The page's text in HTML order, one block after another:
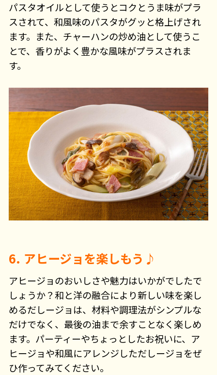
パスタオイルとして使うとコクとうま味がプラ
スされて、和風味のパスタがグッと格上げされ
ます。また、チャーハンの炒め油として使うこ
とで、香りがよく豊かな風味がプラスされま
す。
6. アヒージョを楽しもう♪
アヒージョのおいしさや魅力はいかがでしたで
しょうか？和と洋の融合により新しい味を楽し
めるだしージョは、材料や調理法がシンプルな
だけでなく、最後の油まで余すことなく楽しめ
ます。パーティーやちょっとしたお祝いに、ア
ヒージョや和風にアレンジしただしージョをぜ
ひ作ってみてください。